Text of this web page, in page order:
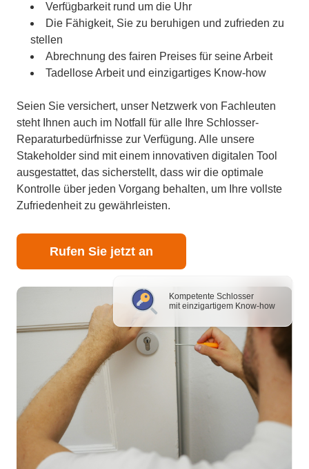
Kompetente Schlosser
mit einzigartigem Know-how
Verfügbarkeit rund um die Uhr
Die Fähigkeit, Sie zu beruhigen und zufrieden zu
stellen
Abrechnung des fairen Preises für seine Arbeit
Tadellose Arbeit und einzigartiges Know-how
Seien Sie versichert, unser Netzwerk von Fachleuten
steht Ihnen auch im Notfall für alle Ihre Schlosser-
Reparaturbedürfnisse zur Verfügung. Alle unsere
Stakeholder sind mit einem innovativen digitalen Tool
ausgestattet, das sicherstellt, dass wir die optimale
Kontrolle über jeden Vorgang behalten, um Ihre vollste
Zufriedenheit zu gewährleisten.
Rufen Sie jetzt an